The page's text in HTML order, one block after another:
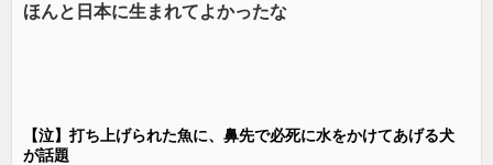
ほんと日本に生まれてよかったな
【泣】打ち上げられた魚に、鼻先で必死に水をかけてあげる犬
が話題